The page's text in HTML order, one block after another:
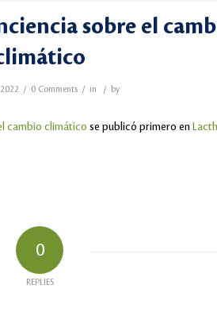
sobre el
/ 0 Comments / in / by
cambio climático se publicó primero en
0
REPLIES